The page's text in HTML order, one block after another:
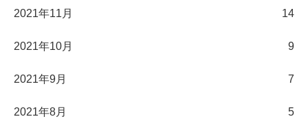
2021年11月 14
2021年10月 9
2021年9月 7
2021年8月 5